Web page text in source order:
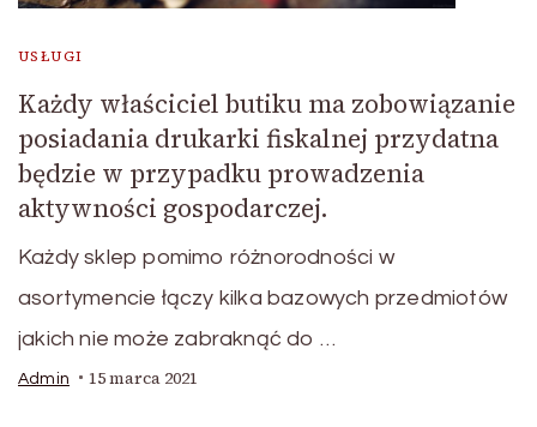
USŁUGI
Każdy właściciel butiku ma zobowiązanie
posiadania drukarki fiskalnej przydatna
będzie w przypadku prowadzenia
aktywności gospodarczej.
Każdy sklep pomimo różnorodności w
asortymencie łączy kilka bazowych przedmiotów
jakich nie może zabraknąć do …
Admin 15 marca 2021